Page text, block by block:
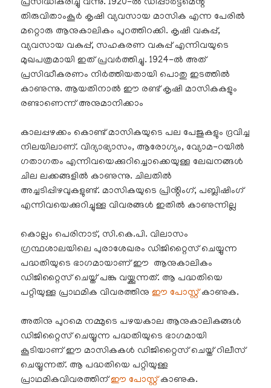
പ്രസിദ്ധീകരിച്ചു വന്നു. 1920-ൽ ഡിപ്പാർട്ട്മെൻ്റ്
തിരുവിതാംകൂർ കൃഷി വ്യവസായ മാസിക എന്ന പേരിൽ
മറ്റൊരു ആനുകാലികം പുറത്തിറക്കി. കൃഷി വകുപ്പ്,
വ്യവസായ വകുപ്പ്, സഹകരണ വകുപ്പ് എന്നിവയുടെ
മുഖപത്രമായി ഇത് പ്രവർത്തിച്ചു. 1924-ൽ അത്
പ്രസിദ്ധീകരണം നിർത്തിയതായി പൊതു ഇടത്തിൽ
കാണുന്നു. ആയതിനാൽ ഈ രണ്ട് കൃഷി മാസികകളും
രണ്ടാണെന്ന് അനുമാനിക്കാം
കാലപ്പഴക്കം കൊണ്ട് മാസികയുടെ പല പേജുകളും ദ്രവിച്ച
നിലയിലാണ്. വിദ്യാഭ്യാസം, ആരോഗ്യം, വ്യോമ-റയിൽ
ഗതാഗതം എന്നിവയെക്കുറിച്ചൊക്കെയുള്ള ലേഖനങ്ങൾ
ചില ലക്കങ്ങളിൽ കാണുന്നു. ചിലതിൽ
അച്ചടിപ്പിഴവുകളുണ്ട്. മാസികയുടെ പ്രിൻ്റിംഗ്, പബ്ലിഷിംഗ്
എന്നിവയെക്കുറിച്ചുള്ള വിവരങ്ങൾ ഇതിൽ കാണുന്നില്ല
കൊല്ലം പെരിനാട്, സി.കെ.പി. വിലാസം
ഗ്രന്ഥശാലയിലെ പുരാശേഖരം ഡിജിറ്റൈസ് ചെയ്യുന്ന
പദ്ധതിയുടെ ഭാഗമായാണ് ഈ ആനുകാലികം
ഡിജിറ്റൈസ് ചെയ്ത് പങ്കു വയ്ക്കുന്നത്. ആ പദ്ധതിയെ
പറ്റിയുള്ള പ്രാഥമിക വിവരത്തിനു ഈ പോസ്റ്റ്കാണുക.
അതിനു പുറമെ നമ്മുടെ പഴയകാല ആനുകാലികങ്ങൾ
ഡിജിറ്റൈസ് ചെയ്യുന്ന പദ്ധതിയുടെ ഭാഗമായി
കൂടിയാണ് ഈ മാസികകൾ ഡിജിറ്റൈസ് ചെയ്ത് റിലീസ്
ചെയ്യുന്നത്. ആ പദ്ധതിയെ പറ്റിയുള്ള
പ്രാഥമികവിവരത്തിന്ഈ പോസ്റ്റ്കാണുക.